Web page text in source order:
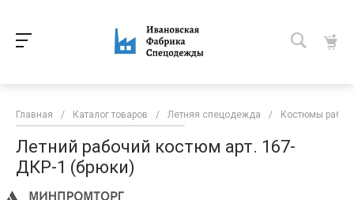
Главная / Каталог товаров / Летняя спецодежда / Костюмы
Летний рабочий костюм арт. 167-
ДКР-1 (брюки)